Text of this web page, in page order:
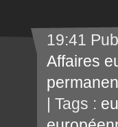
19:41
Affaires
| Tags :